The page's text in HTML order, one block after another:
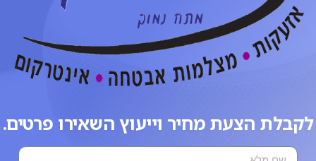
לקבלת הצעת מחיר וייעוץ השאירו פרטים.